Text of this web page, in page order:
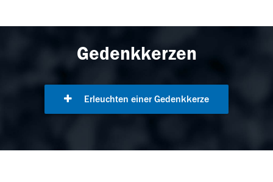
Gedenkkerzen
Erleuchten einer Gedenkkerze